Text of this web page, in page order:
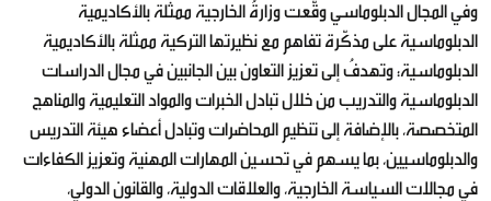
وفي المجال الدبلوماسي وقّعت وزارةُ الخارجية ممثّلة بالأكاديمية
الدبلوماسية على مذكّرة تفاهم مع نظيرتها التركية ممثلة بالأكاديمية
الدبلوماسية؛ وتهدفُ إلى تعزيز التعاون بين الجانبين في مجال الدراسات
الدبلوماسية والتدريب من خلال تبادل الخبرات والمواد التعليمية والمناهج
المتخصصة، بالإضافة إلى تنظيم المحاضرات وتبادل أعضاء هيئة التدريس
والدبلوماسيين، بما يسهم في تحسين المهارات المهنية وتعزيز الكفاءات
في مجالات السياسة الخارجية، والعلاقات الدولية، والقانون الدولي،